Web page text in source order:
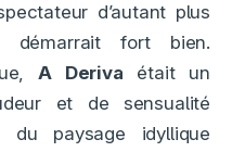
d’autant plus
fort bien.
A Deriva était un
et de sensualité
paysage idyllique